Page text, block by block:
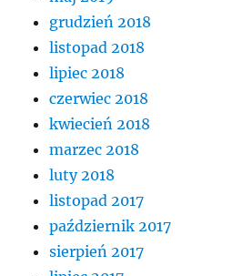
grudzień 2018
listopad 2018
lipiec 2018
czerwiec 2018
kwiecień 2018
marzec 2018
luty 2018
listopad 2017
październik 2017
sierpień 2017